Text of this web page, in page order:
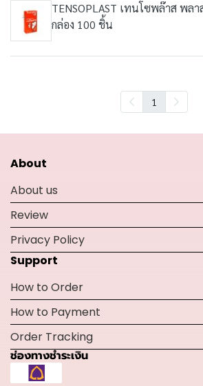
TENSOPLAST เทนโซพล๊าส พล
กล่อง 100 ชิ้น
1
About
About us
Review
Privacy Policy
Support
How to Order
How to Payment
Order Tracking
ช่องทางชำระเงิน